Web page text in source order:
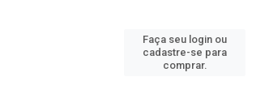
Faça seu login ou
cadastre-se para
comprar.